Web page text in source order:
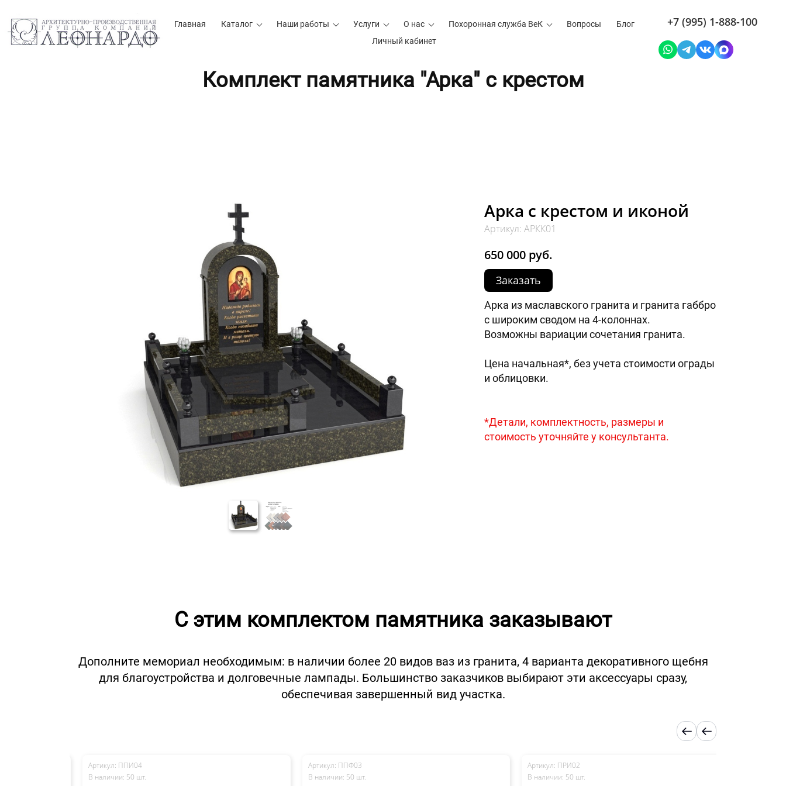
Главная Каталог Наши работы Услуги О нас Похоронная служба ВеК Вопросы
Блог
Личный кабинет
+7 (995) 1-888-100
Комплект памятника "Арка" с крестом
Арка с крестом и иконой
Артикул: АРКК01
650 000 руб.
Заказать
Арка из маславского гранита и гранита габбро
с широким сводом на 4-колоннах.
Возможны вариации сочетания гранита.
Цена начальная*, без учета стоимости ограды
и облицовки.
*Детали, комплектность, размеры и
стоимость уточняйте у консультанта.
С этим комплектом памятника заказывают
Дополните мемориал необходимым: в наличии более 20 видов ваз из гранита, 4 варианта декоративного щебня
для благоустройства и долговечные лампады. Большинство заказчиков выбирают эти аксессуары сразу,
обеспечивая завершенный вид участка.
Артикул: ППИ04
В наличии: 50 шт.
Артикул: ППФ03
В наличии: 50 шт.
Артикул: ПРИ02
В наличии: 50 шт.